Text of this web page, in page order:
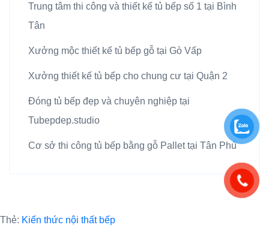
Trung tâm thi công và thiết kế tủ bếp số 1 tại Bình
Tân
Xưởng mộc thiết kế tủ bếp gỗ tại Gò Vấp
Xưởng thiết kế tủ bếp cho chung cư tại Quận 2
Đóng tủ bếp đẹp và chuyên nghiệp tại
Tubepdep.studio
Cơ sở thi công tủ bếp bằng gỗ Pallet tại Tân Phú
Thẻ: Kiến thức nội thất bếp